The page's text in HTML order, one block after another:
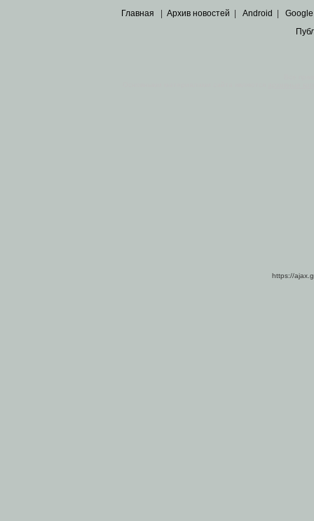
Главная | Архив новостей | Android | Google
https://